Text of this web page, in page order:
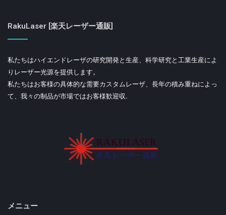
RakuLaser [楽天レーザー通販]
私たちはハイエンドレーザの研究開発と生産、科学研究と工業生産によ
りレーザー光源を提供します。
私たちはお客様の具体的な需要カスタムレーザ、長年の積み重ねによっ
て、我々の制品が市場ではお客様歓迎収.
メニュー